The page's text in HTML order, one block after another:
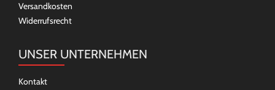
Versandkosten
Widerrufsrecht
UNSER UNTERNEHMEN
Kontakt